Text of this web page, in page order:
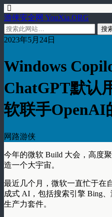
游侠安全网 YouXia.ORG
2023年5月24日
Windows
ChatGPT默认
软联手OpenAI
网路游侠
今年的微软 Build 大会，高度
造一个大宇宙。
最近几个月，微软一直忙于在
成式 AI，包括搜索引擎 Bing
生产力套件。